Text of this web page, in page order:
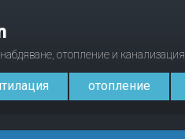
отопление и канализация
отопление